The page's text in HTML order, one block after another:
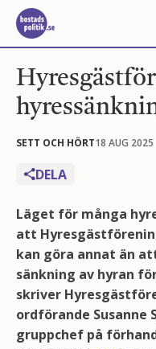
SETT OCH HÖRT18 AUG 2025
DELA
Läget för många
att
kan göra annat än
sänkning av hyran
skriver
ordförande Susanne
gruppchef på